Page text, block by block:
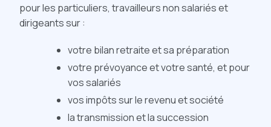
pour les particuliers, travailleurs non salariés et
dirigeants sur :
votre bilan retraite et sa préparation
votre prévoyance et votre santé, et pour
vos salariés
vos impôts sur le revenu et société
la transmission et la succession